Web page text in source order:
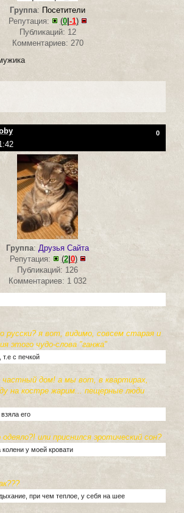
Группа: Посетители
Репутация:
(0|-1)
Публикаций: 12
Комментариев: 270
0
Группа: Друзья Сайта
Репутация:
(2|0)
Публикаций: 126
Комментариев: 1 032
русски? я вот, видимо, совсем старая и
этого чудо-слова "ганжа"
с печкой
дом! а мы вот, в квартирах,
на костре жарим... пещерные люди
его
или приснился эротический сон?
колени у моей кровати
при чем теплое, у себя на шее